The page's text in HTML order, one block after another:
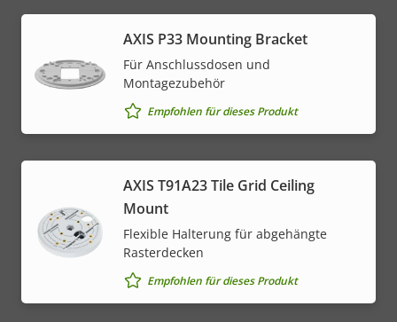
AXIS P33 Mounting Bracket
Für Anschlussdosen und
Montagezubehör
Empfohlen für dieses Produkt
AXIS T91A23 Tile Grid Ceiling
Mount
Flexible Halterung für abgehängte
Rasterdecken
Empfohlen für dieses Produkt